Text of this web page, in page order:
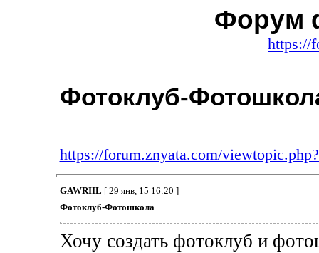
Форум
https://
Фотоклуб-
https://forum.znyata.com/
GAWRIIL [ 29 янв, 15 16:20 ]
Фотоклуб-Фотошкола
Хочу создать фотоклуб и